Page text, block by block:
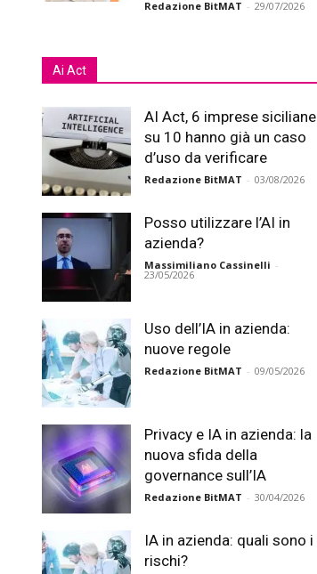
Redazione BitMAT - 29/07/2026
Ai Act
AI Act, 6 imprese siciliane
su 10 hanno già un caso
d’uso da verificare
Redazione BitMAT - 03/08/2026
Posso utilizzare l’AI in
azienda?
Massimiliano Cassinelli -
23/05/2026
Uso dell’IA in azienda:
nuove regole
Redazione BitMAT - 09/05/2026
Privacy e IA in azienda: la
nuova sfida della
governance sull’IA
Redazione BitMAT - 30/04/2026
IA in azienda: quali sono i
rischi?